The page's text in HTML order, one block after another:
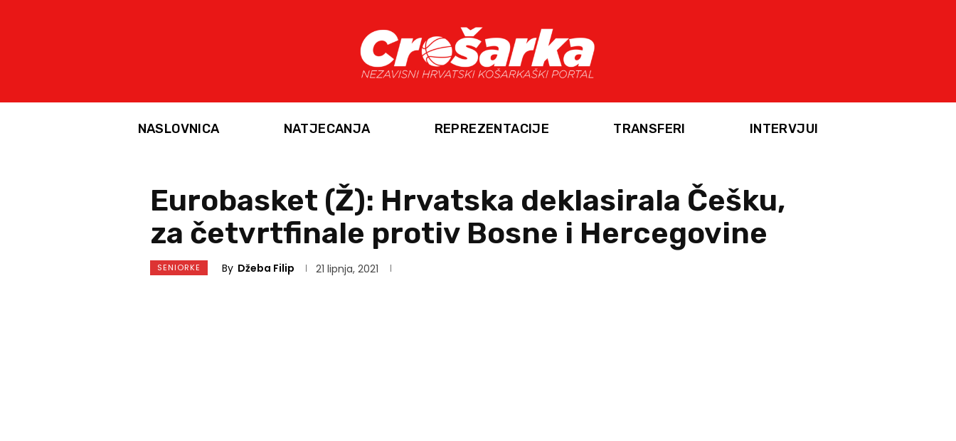
NASLOVNICA NATJECANJA REPREZENTACIJE TRANSFERI INTERVJUI
Eurobasket (Ž): Hrvatska deklasirala Češku,
za četvrtfinale protiv Bosne i Hercegovine
SENIORKE By Džeba Filip 21 lipnja, 2021